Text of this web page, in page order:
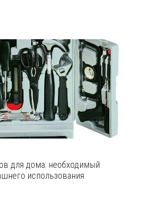
для дома: необходимый
использования